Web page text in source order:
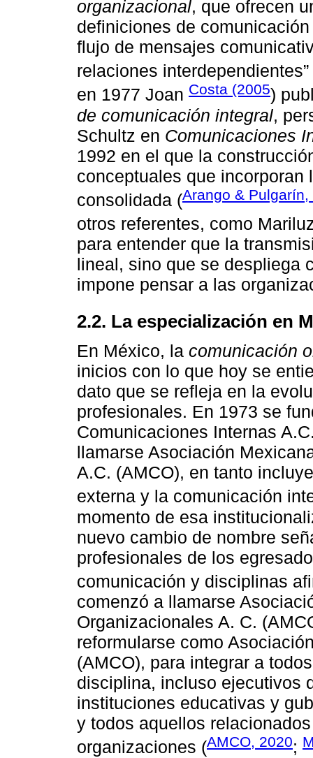
organizacional, que ofrecen
definiciones de
flujo de mensajes
relaciones interdependientes”
en 1977 Joan Costa (2005)
de comunicación integral,
Schultz en Comunicaciones
1992 en el que la
conceptuales que
consolidada (Arango & Pulgarín,
otros referentes, como
para entender que la
lineal, sino que se despliega
impone pensar a las
2.2. La especialización en
En México, la comunicación
inicios con lo que hoy se
dato que se refleja en la
profesionales. En 1973 se
Comunicaciones Internas
llamarse Asociación
A.C. (AMCO), en tanto
externa y la comunicación
momento de esa
nuevo cambio de nombre
profesionales de los
comunicación y disciplinas
comenzó a llamarse
Organizacionales A. C.
reformularse como
(AMCO), para integrar a
disciplina, incluso ejecutivos
instituciones educativas y
y todos aquellos
organizaciones (AMCO, 2020;